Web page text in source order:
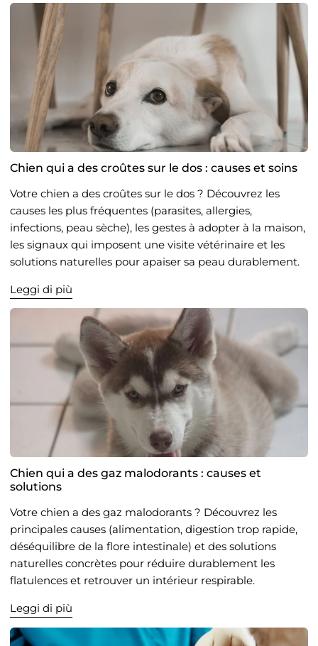
Chien qui a des croûtes sur le dos : causes et soins
Votre chien a des croûtes sur le dos ? Découvrez les
causes les plus fréquentes (parasites, allergies,
infections, peau sèche), les gestes à adopter à la maison,
les signaux qui imposent une visite vétérinaire et les
solutions naturelles pour apaiser sa peau durablement.
Leggi di più
Chien qui a des gaz malodorants : causes et
solutions
Votre chien a des gaz malodorants ? Découvrez les
principales causes (alimentation, digestion trop rapide,
déséquilibre de la flore intestinale) et des solutions
naturelles concrètes pour réduire durablement les
flatulences et retrouver un intérieur respirable.
Leggi di più